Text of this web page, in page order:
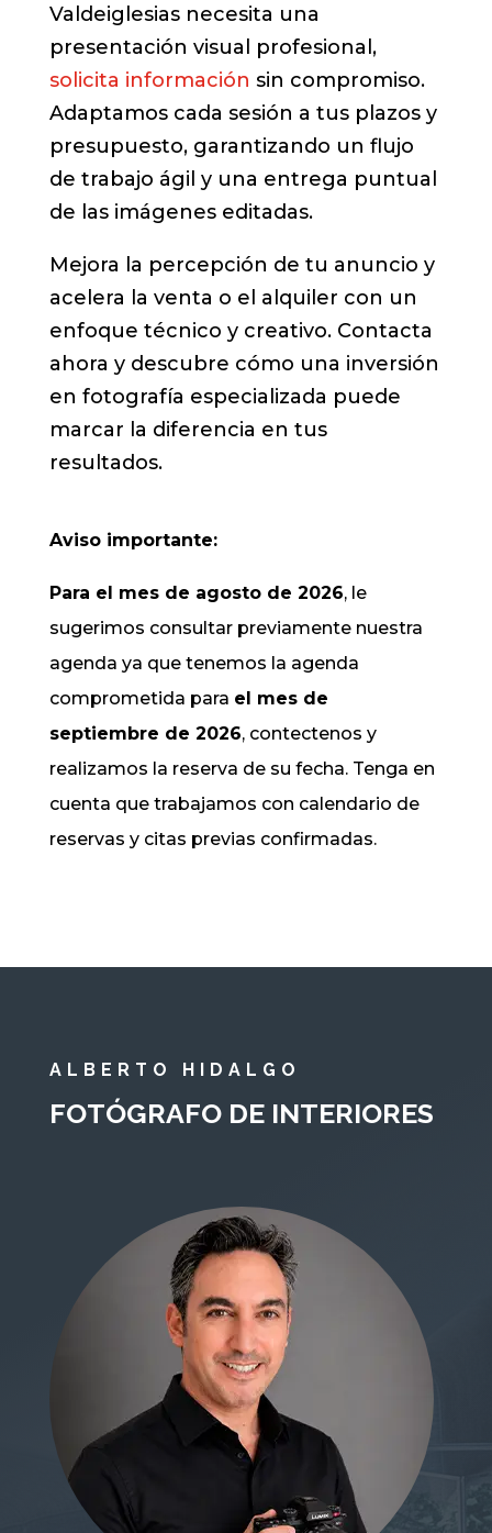
Valdeiglesias necesita una
presentación visual profesional,
solicita información sin compromiso.
Adaptamos cada sesión a tus plazos y
presupuesto, garantizando un flujo
de trabajo ágil y una entrega puntual
de las imágenes editadas.
Mejora la percepción de tu anuncio y
acelera la venta o el alquiler con un
enfoque técnico y creativo. Contacta
ahora y descubre cómo una inversión
en fotografía especializada puede
marcar la diferencia en tus
resultados.
Aviso importante:
Para el mes de agosto de 2026, le
sugerimos consultar previamente nuestra
agenda ya que tenemos la agenda
comprometida para el mes de
septiembre de 2026, contectenos y
realizamos la reserva de su fecha. Tenga en
cuenta que trabajamos con calendario de
reservas y citas previas confirmadas.
ALBERTO HIDALGO
FOTÓGRAFO DE INTERIORES